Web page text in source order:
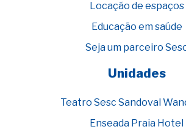
Locação de espaços
Educação em saúde
Seja um parceiro
Unidades
Teatro Sesc Sandoval
Enseada Praia Hotel